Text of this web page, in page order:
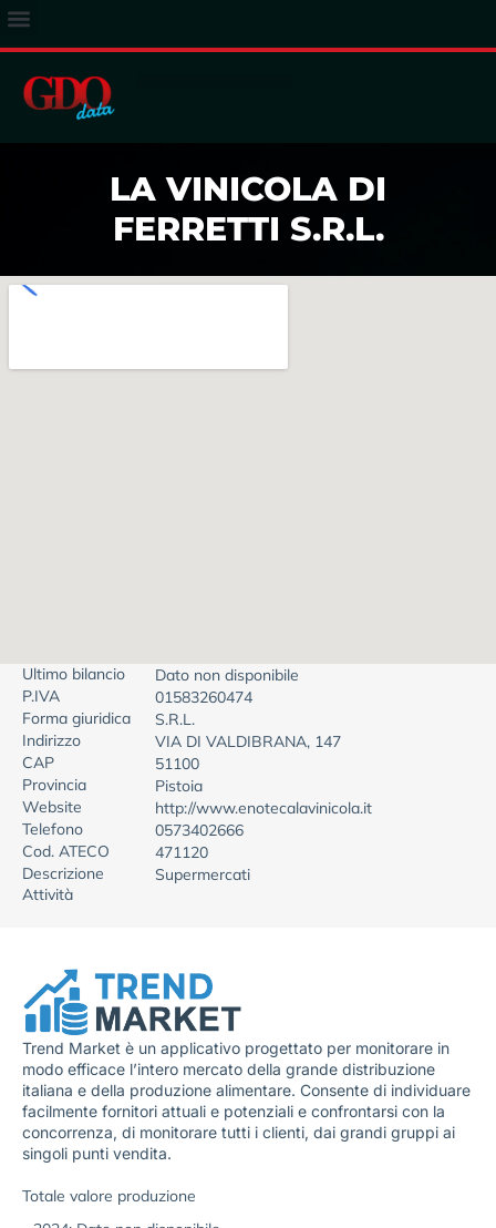
LA VINICOLA DI
FERRETTI S.R.L.
Ultimo bilancio
Dato non disponibile
P.IVA
01583260474
Forma giuridica
S.R.L.
Indirizzo
VIA DI VALDIBRANA, 147
CAP
51100
Provincia
Pistoia
Website
http://www.enotecalavinicola.it
Telefono
0573402666
Cod. ATECO
471120
Descrizione
Attività
Supermercati
Trend Market è un applicativo progettato per monitorare in
modo efficace l’intero mercato della grande distribuzione
italiana e della produzione alimentare. Consente di individuare
facilmente fornitori attuali e potenziali e confrontarsi con la
concorrenza, di monitorare tutti i clienti, dai grandi gruppi ai
singoli punti vendita.
Totale valore produzione